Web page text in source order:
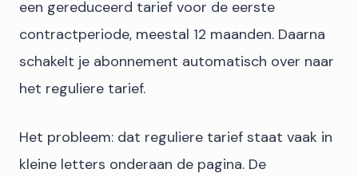
een gereduceerd tarief voor de eerste
contractperiode, meestal 12 maanden. Daarna
schakelt je abonnement automatisch over naar
het reguliere tarief.
Het probleem: dat reguliere tarief staat vaak in
kleine letters onderaan de pagina. De